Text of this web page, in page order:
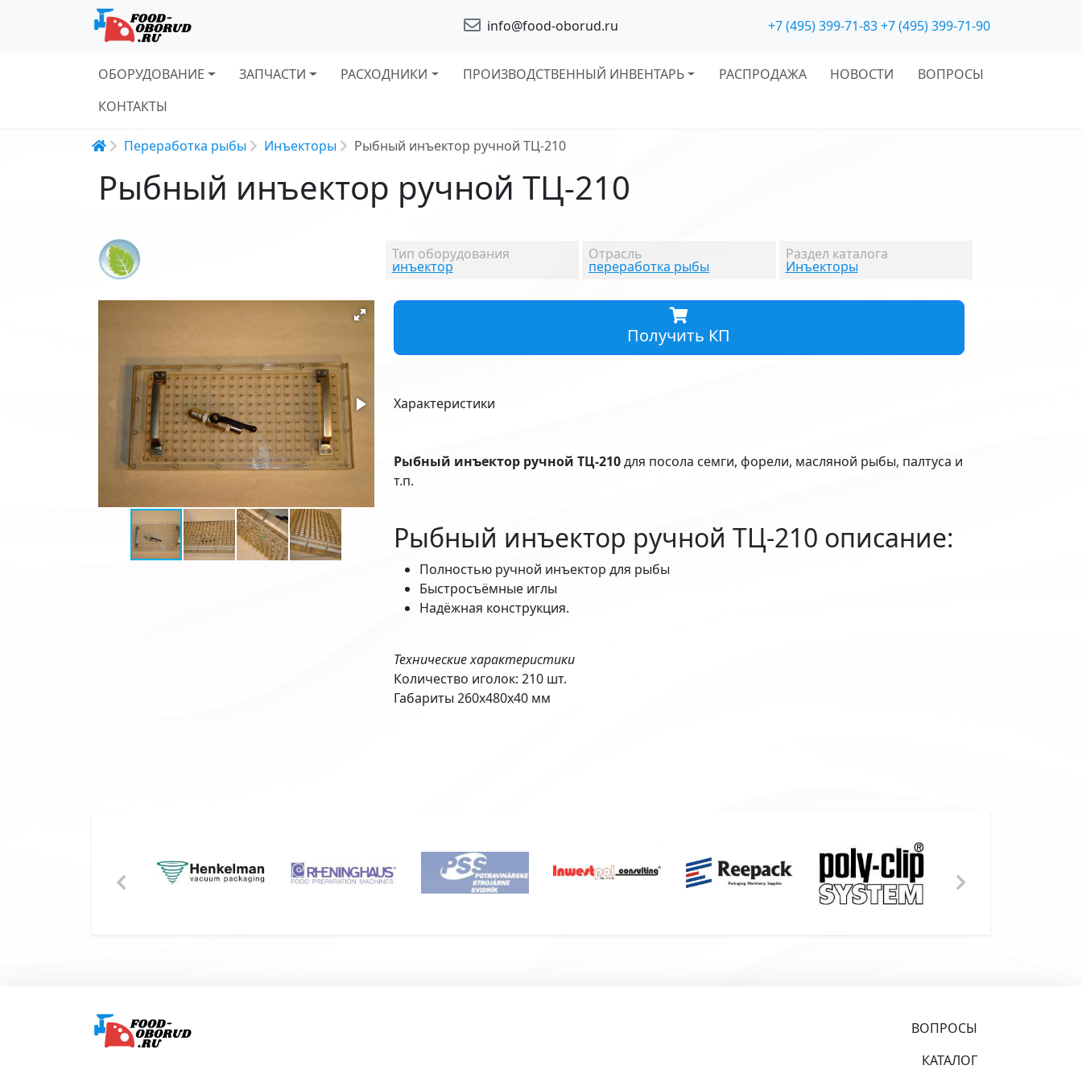
info@food-oborud.ru +7 (495) 399-71-83+7 (495) 399-71-90
Основная навигация
ОБОРУДОВАНИЕ ЗАПЧАСТИ РАСХОДНИКИ ПРОИЗВОДСТВЕННЫЙ ИНВЕНТАРЬ РАСПРОДАЖА НОВОСТИ
ВОПРОСЫ
КОНТАКТЫ
Строка навигации
Переработка рыбы Инъекторы Рыбный инъектор ручной ТЦ-210
Рыбный инъектор ручной ТЦ-210
Тип оборудования
инъектор
Отрасль
переработка рыбы
Раздел каталога
Инъекторы
Получить КП
Характеристики
Рыбный инъектор ручной ТЦ-210для посола семги, форели, масляной рыбы, палтуса и
т.п.
Рыбный инъектор ручной ТЦ-210 описание:
Полностью ручной инъектор для рыбы
Быстросъёмные иглы
Надёжная конструкция.
Технические характеристики
Количество иголок: 210 шт.
Габариты 260х480х40 мм
ВОПРОСЫ
КАТАЛОГ